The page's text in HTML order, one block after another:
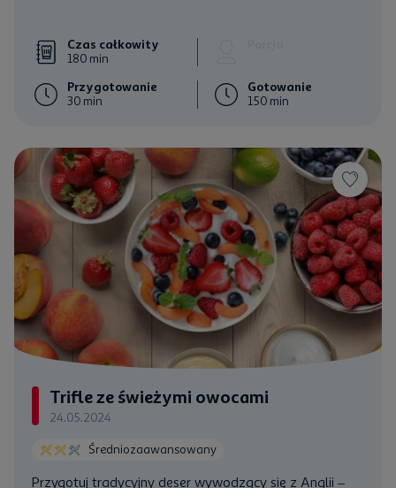
Czas całkowity
180 min
Przygotowanie
30 min
Gotowanie
150 min
Trifle ze świeżymi owocami
24.05.2024
Średniozaawansowany
Przygotuj tradycyjny deser wywodzący się z Anglii –